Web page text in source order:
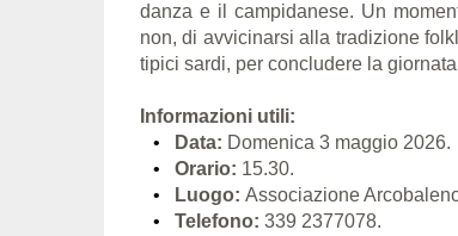
danza e il campidanese. Un
non, di avvicinarsi alla tradizione
tipici sardi, per concludere la
Informazioni utili:
Data: Domenica 3 maggio 2026.
Orario: 15.30.
Luogo: Associazione
Telefono: 339 2377078.